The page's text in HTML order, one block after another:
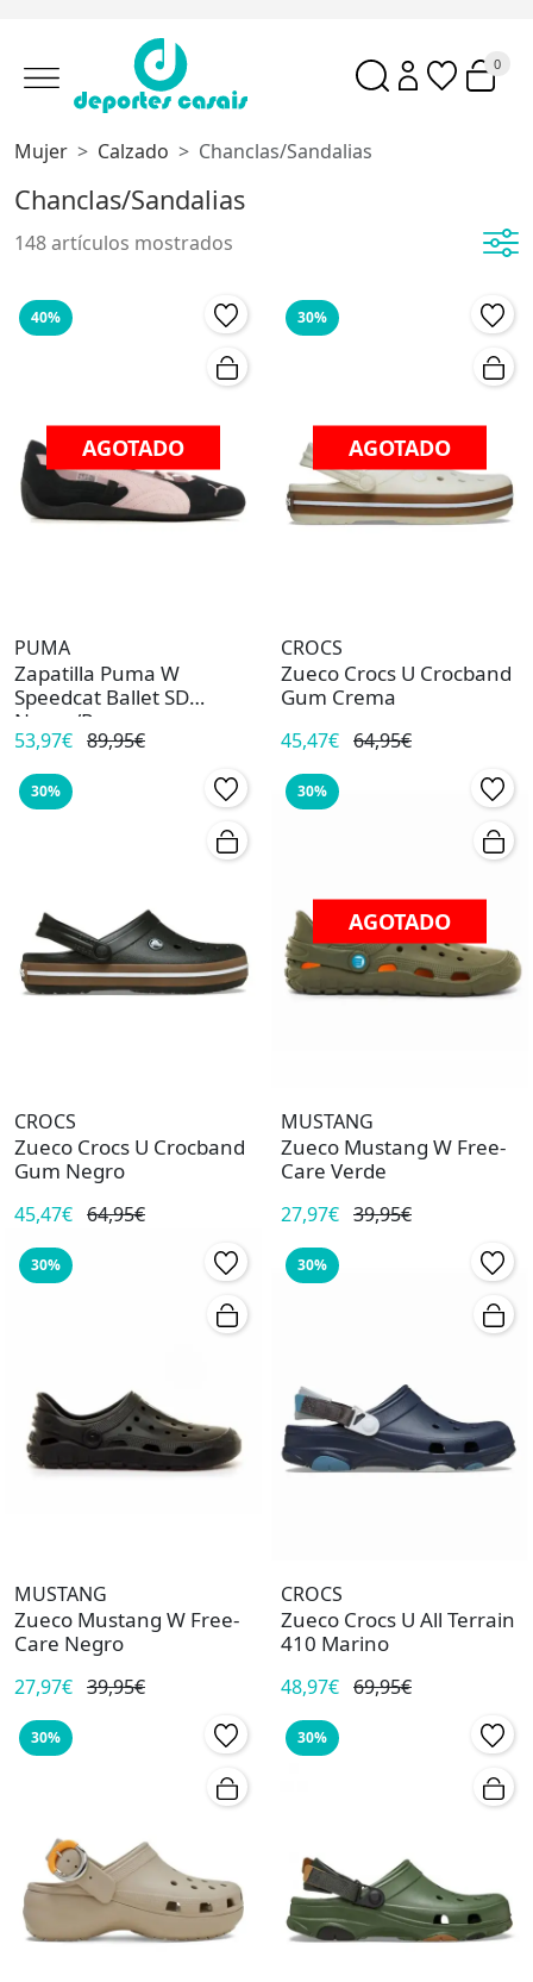
0
Mujer Calzado Chanclas/sandalias
Chanclas/Sandalias
148 artículos mostrados
40%
AGOTADO
PUMA
Zapatilla Puma W
Speedcat Ballet SD
Negro/Rosa
53,97€ 89,95€
30%
AGOTADO
CROCS
Zueco Crocs U Crocband
Gum Crema
45,47€ 64,95€
30%
CROCS
Zueco Crocs U Crocband
Gum Negro
45,47€ 64,95€
30%
AGOTADO
MUSTANG
Zueco Mustang W Free-
Care Verde
27,97€ 39,95€
30%
MUSTANG
Zueco Mustang W Free-
Care Negro
27,97€ 39,95€
30%
CROCS
Zueco Crocs U All Terrain
410 Marino
48,97€ 69,95€
30% 30%